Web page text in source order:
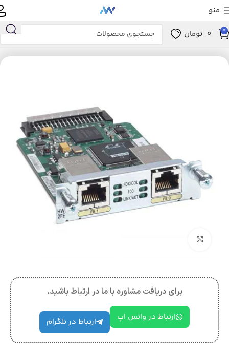
منو
0
0 تومان
خانه ماژول های شبکه ماژول HWIC
برای دریافت مشاوره با ما در ارتباط باشید.
ارتباط در واتس اپ ارتباط در تلگرام